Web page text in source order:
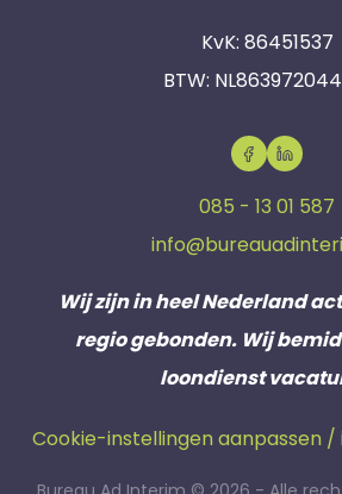
KvK: 86451537
BTW:
085 - 13 01 587
Wij zijn in heel Nederland
regio gebonden. Wij
loondienst
Cookie-instellingen aanpassen